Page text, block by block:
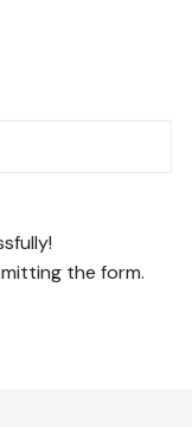
the form.